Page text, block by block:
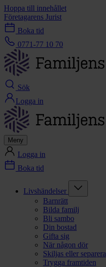
Hoppa till innehållet
Företagarens Jurist
Boka tid
0771-77 10 70
Sök
Logga in
Meny
Logga in
Boka tid
Livshändelser
Barnrätt
Bilda familj
Bli sambo
Din bostad
Gifta sig
När någon dör
Skiljas eller separera
Trygga framtiden